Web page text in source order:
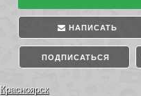
НАПИСАТЬ
ПОДПИСАТЬСЯ
Красноярск